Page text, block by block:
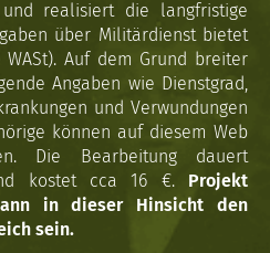
realisiert die langfristige
über Militärdienst bietet
Auf dem Grund breiter
Angaben wie Dienstgrad,
und Verwundungen
können auf diesem Web
Die Bearbeitung dauert
kostet cca 16 €. Projekt
in dieser Hinsicht den
sein.